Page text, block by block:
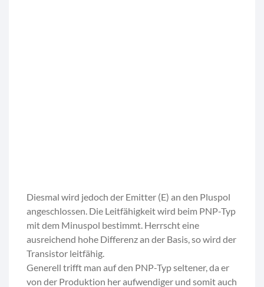
Diesmal wird jedoch der Emitter (E) an den Pluspol
angeschlossen. Die Leitfähigkeit wird beim PNP-Typ
mit dem Minuspol bestimmt. Herrscht eine
ausreichend hohe Differenz an der Basis, so wird der
Transistor leitfähig.
Generell trifft man auf den PNP-Typ seltener, da er
von der Produktion her aufwendiger und somit auch